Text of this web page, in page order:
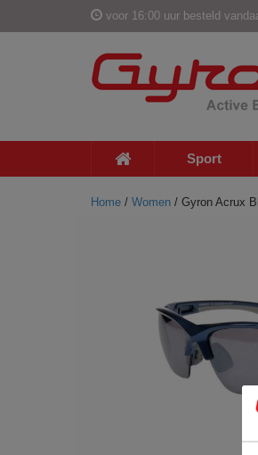
voor 16:00 uur besteld
Sport
Home / Women / Gyron Acrux